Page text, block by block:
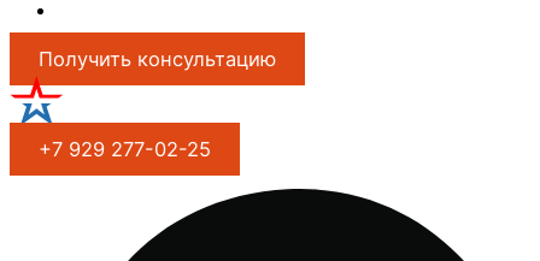
Получить консультацию
+7 929 277-02-25